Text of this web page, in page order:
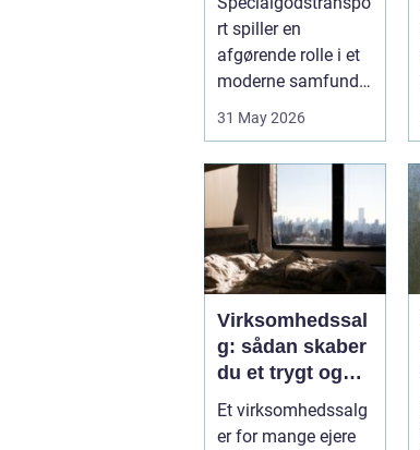
rt spiller en
afgørende rolle i et
moderne samfund,
bliver mere sp...
31 May 2026
Virksomhedssal
g: sådan skaber
du et trygt og
vellykket salg
Et virksomhedssalg
er for mange ejere